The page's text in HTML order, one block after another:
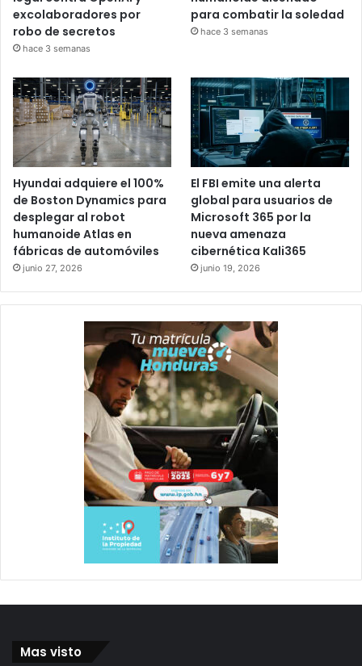
excolaboradores por
robo de secretos
hace 3 semanas
para combatir la soledad
hace 3 semanas
Hyundai adquiere el 100%
de Boston Dynamics para
desplegar al robot
humanoide Atlas en
fábricas de automóviles
junio 27, 2026
El FBI emite una alerta
global para usuarios de
Microsoft 365 por la
nueva amenaza
cibernética Kali365
junio 19, 2026
Mas visto